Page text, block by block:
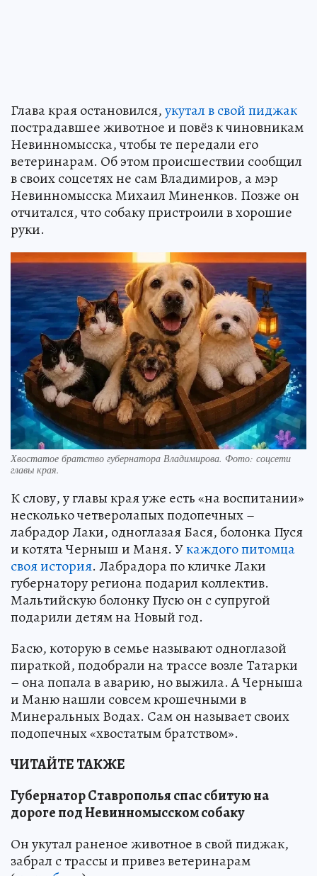
Глава края остановился,укутал в свой пиджак
пострадавшее животное и повёз к чиновникам
Невинномысска, чтобы те передали его
ветеринарам. Об этом происшествии сообщил
в своих соцсетях не сам Владимиров, а мэр
Невинномысска Михаил Миненков. Позже он
отчитался, что собаку пристроили в хорошие
руки.
Хвостатое братство губернатора Владимирова. Фото: соцсети
главы края.
К слову, у главы края уже есть «на воспитании»
несколько четверолапых подопечных –
лабрадор Лаки, одноглазая Бася, болонка Пуся
и котята Черныш и Маня. Укаждого питомца
своя история. Лабрадора по кличке Лаки
губернатору региона подарил коллектив.
Мальтийскую болонку Пусю он с супругой
подарили детям на Новый год.
Басю, которую в семье называют одноглазой
пираткой, подобрали на трассе возле Татарки
– она попала в аварию, но выжила. А Черныша
и Маню нашли совсем крошечными в
Минеральных Водах. Сам он называет своих
подопечных «хвостатым братством».
ЧИТАЙТЕ ТАКЖЕ
Губернатор Ставрополья спас сбитую на
дороге под Невинномысском собаку
Он укутал раненое животное в свой пиджак,
забрал с трассы и привез ветеринарам